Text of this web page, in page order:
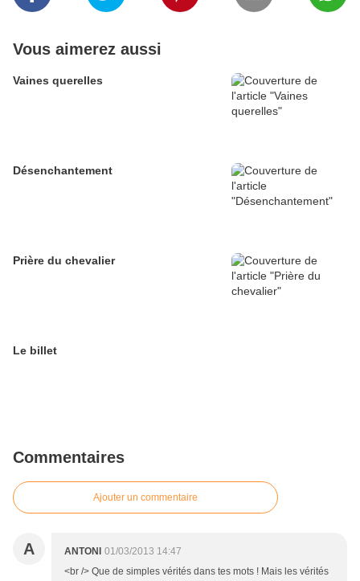
Vous aimerez aussi
Vaines querelles
Désenchantement
Prière du chevalier
Le billet
Commentaires
Ajouter un commentaire
A ANTONI
01/03/2013 14:47
<br /> Que de simples vérités dans tes mots ! Mais les vérités